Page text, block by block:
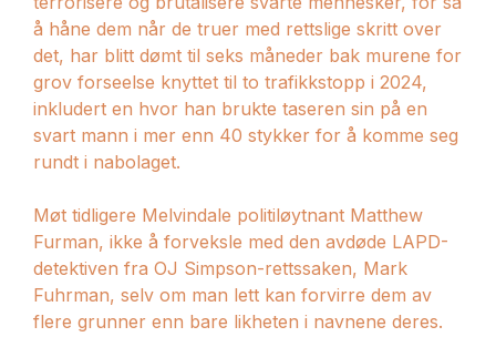
å håne dem når de truer med rettslige skritt over
det, har blitt dømt til seks måneder bak murene for
grov forseelse knyttet til to trafikkstopp i 2024,
inkludert en hvor han brukte taseren sin på en
svart mann i mer enn 40 stykker for å komme seg
rundt i nabolaget.
Møt tidligere Melvindale politiløytnant Matthew
Furman, ikke å forveksle med den avdøde LAPD-
detektiven fra OJ Simpson-rettssaken, Mark
Fuhrman, selv om man lett kan forvirre dem av
flere grunner enn bare likheten i navnene deres.